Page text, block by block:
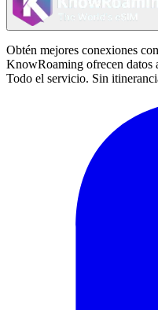
Obtén mejores conexiones
KnowRoaming ofrecen datos
Todo el servicio. Sin